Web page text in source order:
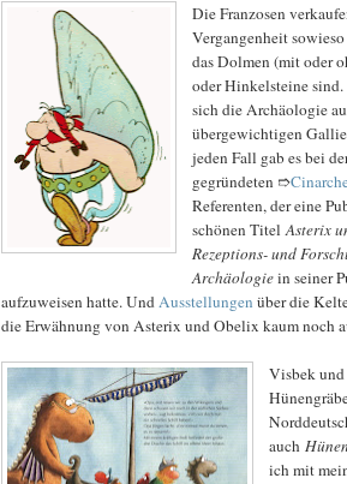
Die Franzosen
Vergangenheit
das Dolmen (mit oder
oder Hinkelsteine
sich die Archäologie
übergewichtigen
jeden Fall gab es bei
gegründeten ➱
Referenten, der eine
schönen TitelAsterix
Rezeptions- und
Archäologiein seiner
aufzuweisen hatte. UndAusstellungen über die
die Erwähnung von Asterix und Obelix kaum noch
Visbek und
auch
ich mit